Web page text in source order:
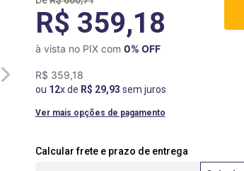
R$ 359,18
à vista no PIX com 0% OFF
R$ 359,18
ou 12x de R$ 29,93 sem juros
Ver mais opções de pagamento